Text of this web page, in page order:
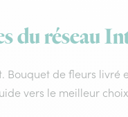
du réseau
Bouquet de fleurs livré
vers le meilleur